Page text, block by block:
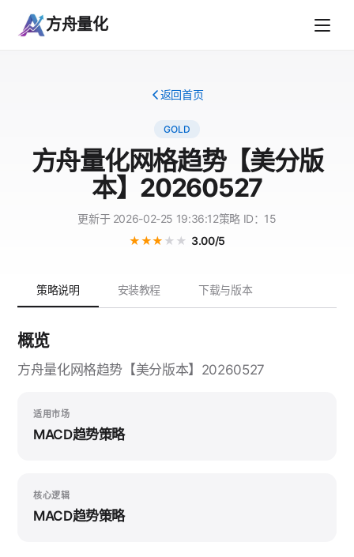
方舟量化
返回首页
GOLD
方舟量化网格趋势【美分版
本】20260527
更新于 2026-02-25 19:36:12策略 ID：15
★★★ ★ ★ 3.00/5
策略说明 安装教程 下载与版本
概览
方舟量化网格趋势【美分版本】20260527
适用市场
MACD趋势策略
核心逻辑
MACD趋势策略